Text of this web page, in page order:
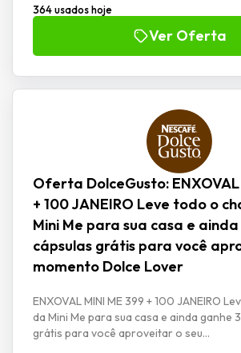
364 usados hoje
Ver Oferta
Oferta DolceGusto: ENXOVAL
+ 100 JANEIRO Leve todo o
Mini Me para sua casa e
cápsulas grátis para você
momento Dolce Lover
ENXOVAL MINI ME 399 + 100 JANEIRO
da Mini Me para sua casa e ainda ganhe
grátis para você aproveitar o seu...